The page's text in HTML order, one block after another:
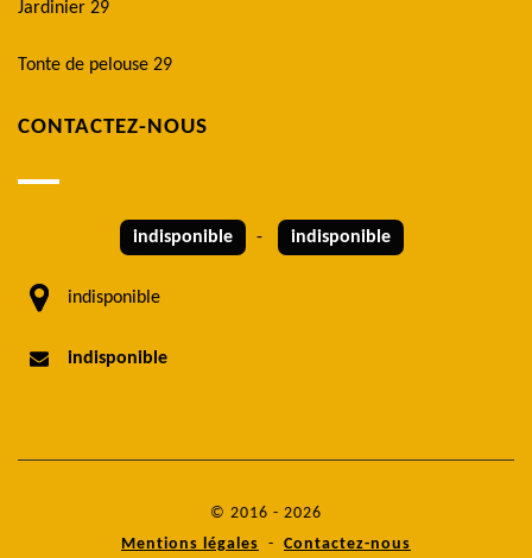
Jardinier 29
Tonte de pelouse 29
CONTACTEZ-NOUS
indisponible - indisponible
indisponible
indisponible
© 2016 - 2026
Mentions légales - Contactez-nous